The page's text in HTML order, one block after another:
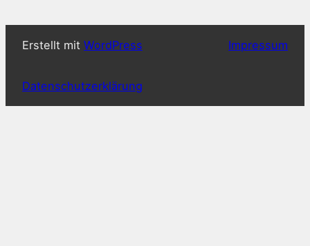
Erstellt mit WordPress Impressum
Datenschutzerklärung